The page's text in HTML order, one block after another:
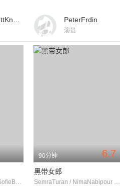
PeterFrdin
演员
安德斯·帕瑟森 / Sarah-SofieBoussnina / PederThomasPedersen
6.7
90分钟
黑带女郎
SemraTuran / NimaNabipour / Yüksel Isik